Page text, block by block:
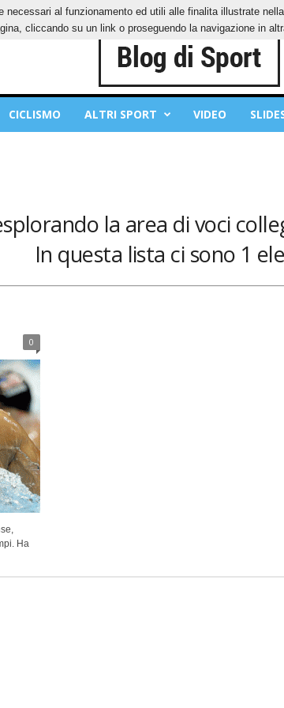
PRIVACY POLICY
CICLISMO ALTRI SPORT VIDEO
la area di voci
In questa lista ci sono 1
0
Ha
al funzionamento ed utili alle finalita illustrate
cliccando su un link o proseguendo la navigazione in